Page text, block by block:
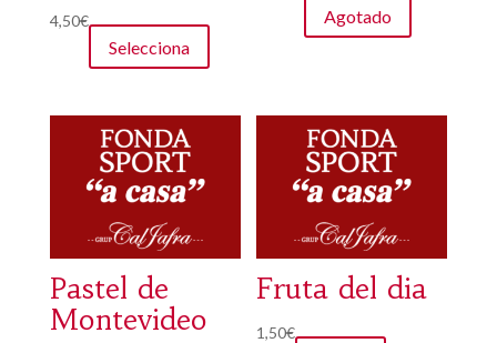
4,50€
Selecciona
Agotado
Pastel de
Montevideo
Fruta del dia
1,50€